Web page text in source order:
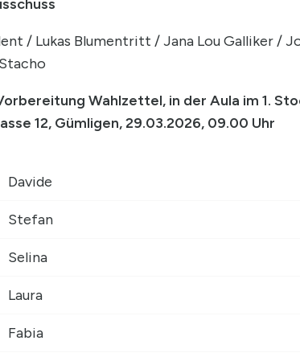
/ Lukas Blumentritt / Jana Lou Galliker /
Wahlzettel, in der Aula im 1.
12, Gümligen, 29.03.2026, 09.00 Uhr
Davide
Stefan
Selina
Laura
Fabia